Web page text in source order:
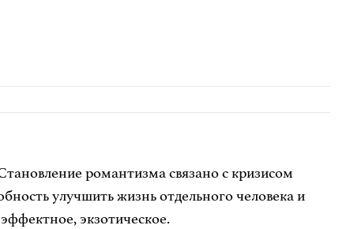
романтизма связано с кризисом
улучшить жизнь отдельного человека и
экзотическое.